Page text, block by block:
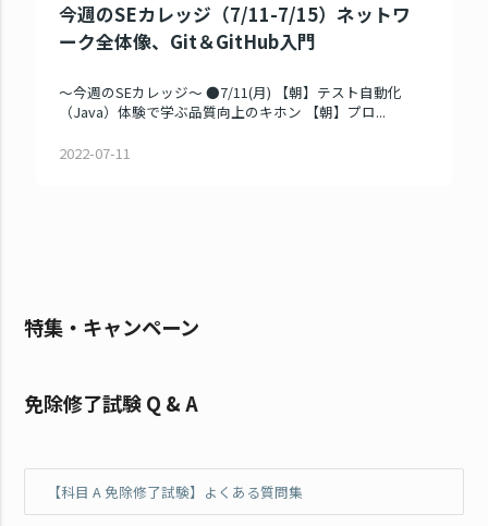
今週のSEカレッジ（7/11-7/15）ネットワ
ーク全体像、Git＆GitHub入門
～今週のSEカレッジ～ ●7/11(月) 【朝】テスト自動化
（Java）体験で学ぶ品質向上のキホン 【朝】プロ...
2022-07-11
特集・キャンペーン
免除修了試験 Q & A
【科目 A 免除修了試験】よくある質問集